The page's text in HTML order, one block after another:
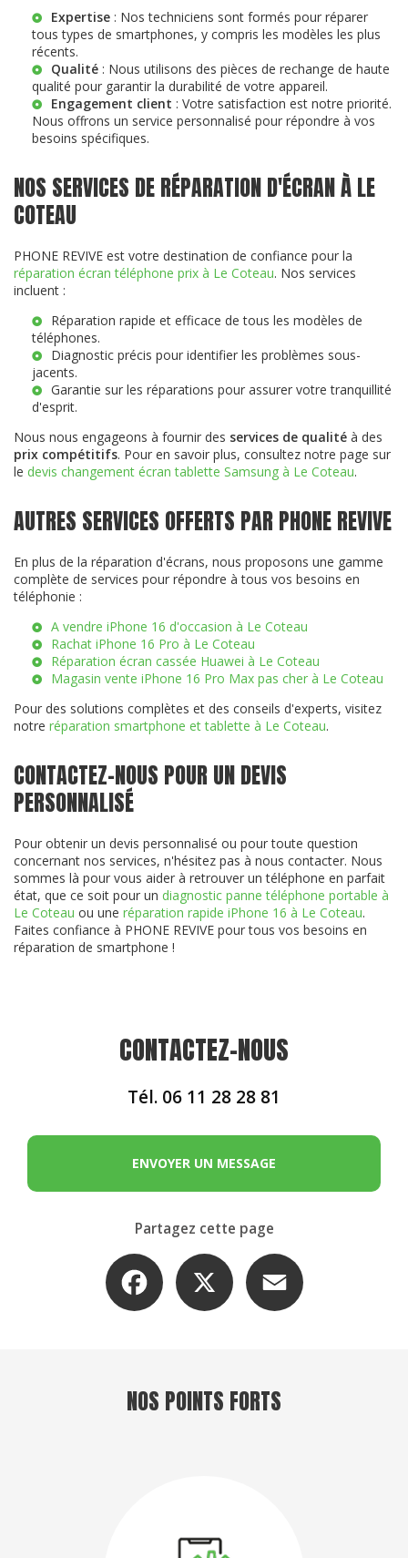
Expertise : Nos techniciens sont formés pour réparer
tous types de smartphones, y compris les modèles les plus
récents.
Qualité : Nous utilisons des pièces de rechange de haute
qualité pour garantir la durabilité de votre appareil.
Engagement client : Votre satisfaction est notre priorité.
Nous offrons un service personnalisé pour répondre à vos
besoins spécifiques.
NOS SERVICES DE RÉPARATION D'ÉCRAN À LE
COTEAU
PHONE REVIVE est votre destination de confiance pour la
réparation écran téléphone prix à Le Coteau. Nos services
incluent :
Réparation rapide et efficace de tous les modèles de
téléphones.
Diagnostic précis pour identifier les problèmes sous-
jacents.
Garantie sur les réparations pour assurer votre tranquillité
d'esprit.
Nous nous engageons à fournir des services de qualité à des
prix compétitifs. Pour en savoir plus, consultez notre page sur
le devis changement écran tablette Samsung à Le Coteau.
AUTRES SERVICES OFFERTS PAR PHONE REVIVE
En plus de la réparation d'écrans, nous proposons une gamme
complète de services pour répondre à tous vos besoins en
téléphonie :
A vendre iPhone 16 d'occasion à Le Coteau
Rachat iPhone 16 Pro à Le Coteau
Réparation écran cassée Huawei à Le Coteau
Magasin vente iPhone 16 Pro Max pas cher à Le Coteau
Pour des solutions complètes et des conseils d'experts, visitez
notre réparation smartphone et tablette à Le Coteau.
CONTACTEZ-NOUS POUR UN DEVIS
PERSONNALISÉ
Pour obtenir un devis personnalisé ou pour toute question
concernant nos services, n'hésitez pas à nous contacter. Nous
sommes là pour vous aider à retrouver un téléphone en parfait
état, que ce soit pour un diagnostic panne téléphone portable à
Le Coteau ou une réparation rapide iPhone 16 à Le Coteau.
Faites confiance à PHONE REVIVE pour tous vos besoins en
réparation de smartphone !
CONTACTEZ-NOUS
Tél. 06 11 28 28 81
ENVOYER UN MESSAGE
Partagez cette page
Facebook
NOS POINTS FORTS